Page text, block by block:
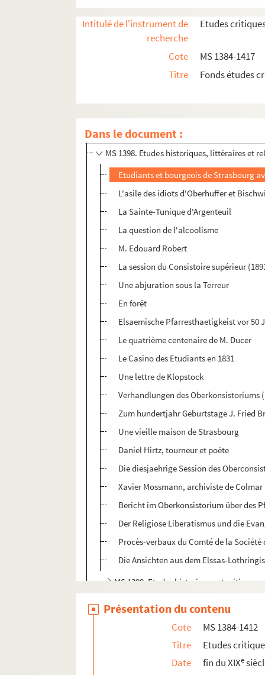
Intitulé de l'instrument de
recherche
Etudes
Cote
MS 1384-1417
Titre
Fonds études
Dans le document :
MS 1390. Etudes historiques, critiques
MS 1391. Etudes historiques publiées
MS 1392. Etudes historiques tirées du
MS 1393. Etudes historiques, littéraires
MS 1394. Etudes hitoriques, littéraires
MS 1396. Etudes historiques, littéraires,
MS 1397. Etudes historiques, littéraires,
MS 1398. Etudes historiques, littéraires et
Etudiants et bourgeois de Strasbourg
L'asile des idiots d'Oberhuffer et
La Sainte-Tunique d'Argenteuil
La question de l'alcoolisme
M. Edouard Robert
La session du Consistoire supérieur
Une abjuration sous la Terreur
En forêt
Elsaemische Pfarresthaetigkeist vor 50
Le quatrième centenaire de M. Ducer
Le Casino des Etudiants en 1831
Une lettre de Klopstock
Verhandlungen des Oberkonsistoriums
Zum hundertjahr Geburtstage J. Fried
Une vieille maison de Strasbourg
Daniel Hirtz, tourneur et poète
Die diesjaehrige Session des
Xavier Mossmann, archiviste de Colmar
Bericht im Oberkonsistorium über des
Der Religiose Liberatismus und die
Procès-verbaux du Comté de la
Die Ansichten aus dem Elssas-
MS 1399. Etudes historiques et critiques
Présentation du contenu
Cote
MS 1384-1412
Titre
Etudes
Date
fin du XIXe